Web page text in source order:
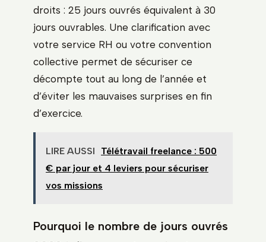
droits : 25 jours ouvrés équivalent à 30
jours ouvrables. Une clarification avec
votre service RH ou votre convention
collective permet de sécuriser ce
décompte tout au long de l’année et
d’éviter les mauvaises surprises en fin
d’exercice.
LIRE AUSSI
Télétravail freelance : 500
€ par jour et 4 leviers pour sécuriser
vos missions
Pourquoi le nombre de jours ouvrés